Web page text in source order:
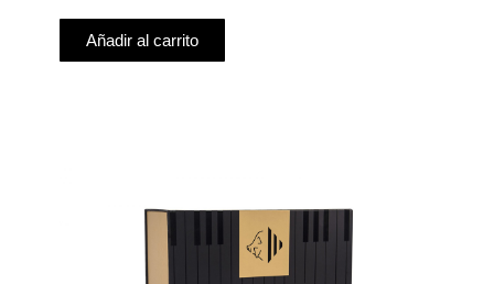
Añadir al carrito